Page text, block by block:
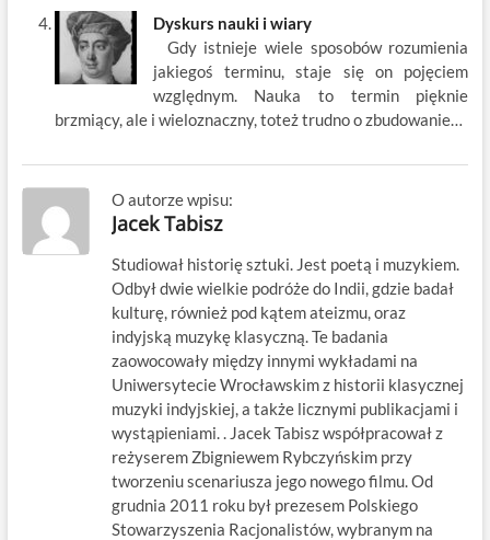
Dyskurs nauki i wiary
Gdy istnieje wiele sposobów rozumienia
jakiegoś terminu, staje się on pojęciem
względnym. Nauka to termin pięknie
brzmiący, ale i wieloznaczny, toteż trudno o zbudowanie…
O autorze wpisu:
Jacek Tabisz
Studiował historię sztuki. Jest poetą i muzykiem.
Odbył dwie wielkie podróże do Indii, gdzie badał
kulturę, również pod kątem ateizmu, oraz
indyjską muzykę klasyczną. Te badania
zaowocowały między innymi wykładami na
Uniwersytecie Wrocławskim z historii klasycznej
muzyki indyjskiej, a także licznymi publikacjami i
wystąpieniami. . Jacek Tabisz współpracował z
reżyserem Zbigniewem Rybczyńskim przy
tworzeniu scenariusza jego nowego filmu. Od
grudnia 2011 roku był prezesem Polskiego
Stowarzyszenia Racjonalistów, wybranym na